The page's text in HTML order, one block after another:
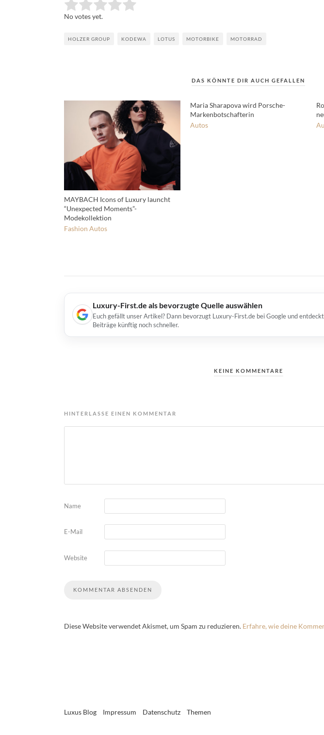
Rate this item: Submit Rating
No votes yet.
HOLZER GROUP KODEWA LOTUS MOTORBIKE MOTORRAD
DAS KÖNNTE DIR AUCH GEFALLEN
MAYBACH Icons of Luxury launcht
“Unexpected Moments”-
Modekollektion
Fashion Autos
Maria Sharapova wird Porsche-
Markenbotschafterin
Autos
Luxury-First.de als bevorzugte Quelle auswählen
Euch gefällt unser Artikel? Dann bevorzugt Luxury-First.de bei Google und
Beiträge künftig noch schneller.
KEINE KOMMENTARE
HINTERLASSE EINEN KOMMENTAR
Name
E-Mail
Website
Diese Website verwendet Akismet, um Spam zu reduzieren. Erfahre, wie deine
Luxus Blog Impressum Datenschutz Themen